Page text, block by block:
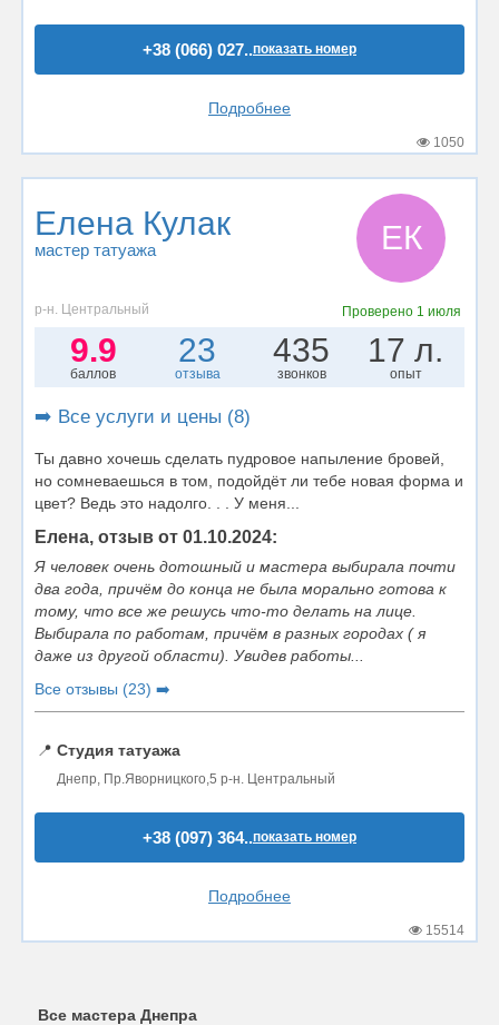
+38 (066) 027..показать номер
Подробнее
1050
Елена Кулак
мастер татуажа ЕК
р-н. Центральный Проверено 1 июля
9.9
баллов
23
отзыва
435
звонков
17 л.
опыт
➡️ Все услуги и цены (8)
Ты давно хочешь сделать пудровое напыление бровей,
но сомневаешься в том, подойдёт ли тебе новая форма и
цвет? Ведь это надолго. . . У меня...
Елена, отзыв от 01.10.2024:
Я человек очень дотошный и мастера выбирала почти
два года, причём до конца не была морально готова к
тому, что все же решусь что-то делать на лице.
Выбирала по работам, причём в разных городах ( я
даже из другой области). Увидев работы...
Все отзывы (23) ➡️
📍 Студия татуажа
Днепр, Пр.Яворницкого,5 р-н. Центральный
+38 (097) 364..показать номер
Подробнее
15514
Все мастера Днепра